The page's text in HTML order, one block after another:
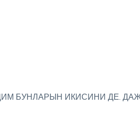
БУНЛАРЫН ИКИСИНИ ДЕ.